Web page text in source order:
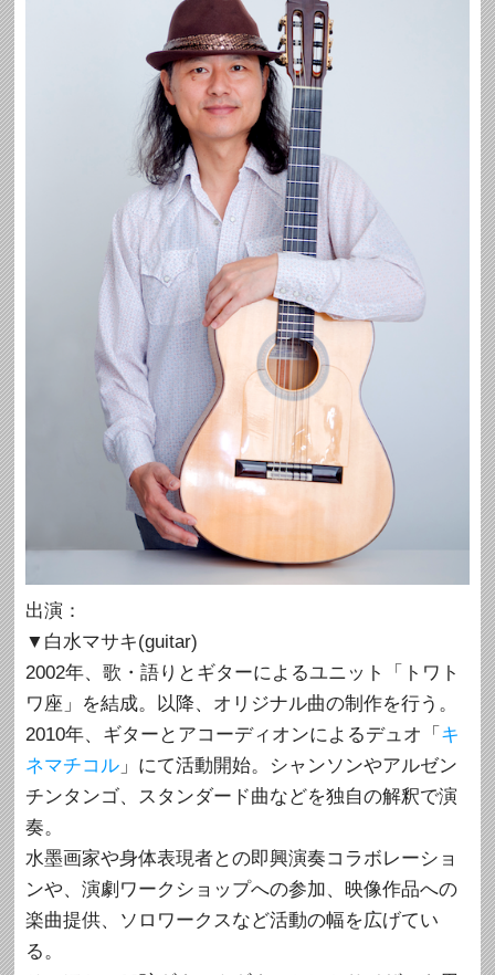
出演：
▼白水マサキ(guitar)
2002年、歌・語りとギターによるユニット「トワト
ワ座」を結成。以降、オリジナル曲の制作を行う。
2010年、ギターとアコーディオンによるデュオ「 キ
ネマチコル 」にて活動開始。シャンソンやアルゼン
チンタンゴ、スタンダード曲などを独自の解釈で演
奏。
水墨画家や身体表現者との即興演奏コラボレーショ
ンや、演劇ワークショップへの参加、映像作品への
楽曲提供、ソロワークスなど活動の幅を広げてい
る。